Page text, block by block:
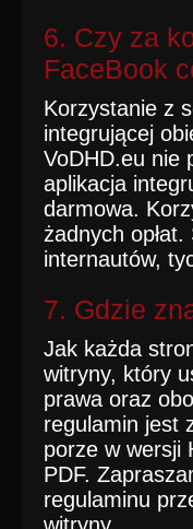
6. Czy za
FaceBook
Korzystanie z
integrującej
VoDHD.eu nie
aplikacja
darmowa.
żadnych
internautów,
7. Gdzie
Jak każda
witryny, który
prawa oraz
regulamin jest
porze w wersji
PDF.
regulaminu